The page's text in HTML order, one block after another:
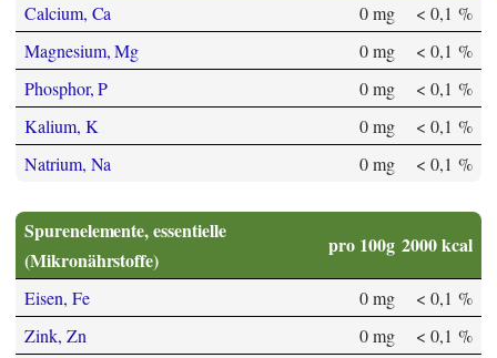
Calcium, Ca 0 mg
< 0,1 %
Magnesium, Mg
0 mg
< 0,1 %
Phosphor, P
0 mg
< 0,1 %
Kalium, K
0 mg
< 0,1 %
Natrium, Na
0 mg < 0,1 %
Spurenelemente, essentielle
(Mikronährstoffe)
pro 100g 2000 kcal
Eisen, Fe 0 mg
< 0,1 %
Zink, Zn
0 mg < 0,1 %